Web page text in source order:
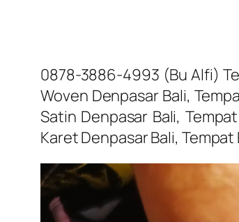
0878-3886-4993 (Bu Alfi)
Woven Denpasar Bali,
Satin Denpasar Bali,
Karet Denpasar Bali,